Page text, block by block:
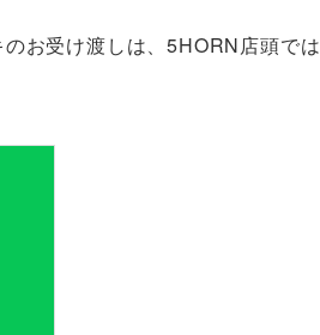
お受け渡しは、5HORN店頭では